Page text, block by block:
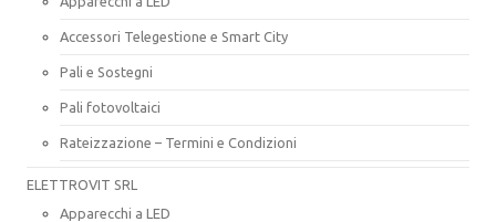
Accessori Telegestione e Smart City
Pali e Sostegni
Pali fotovoltaici
Rateizzazione – Termini e Condizioni
ELETTROVIT SRL
Apparecchi a LED